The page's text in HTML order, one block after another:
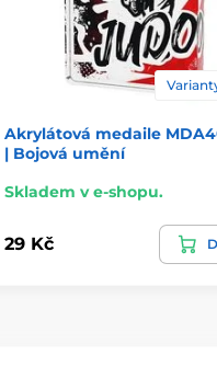
Akrylátová medaile
| Bojová umění
Skladem v e-shopu.
29 Kč